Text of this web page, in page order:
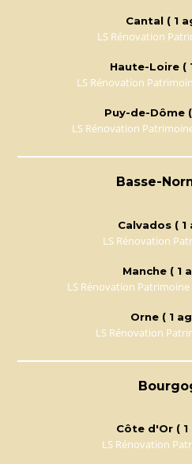
Cantal ( 1
LS Rénovation
Haute-Loire (
LS Rénovation
Puy-de-Dôme
LS Rénovation
Basse-
Calvados ( 1
LS Rénovation
Manche ( 1
LS Rénovation
Orne ( 1
LS Rénovation
Côte d'Or ( 1
LS Rénovation